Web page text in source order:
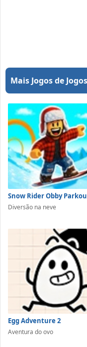
Mais Jogos de
Snow Rider Obby
Diversão na neve
Egg Adventure 2
Aventura do ovo